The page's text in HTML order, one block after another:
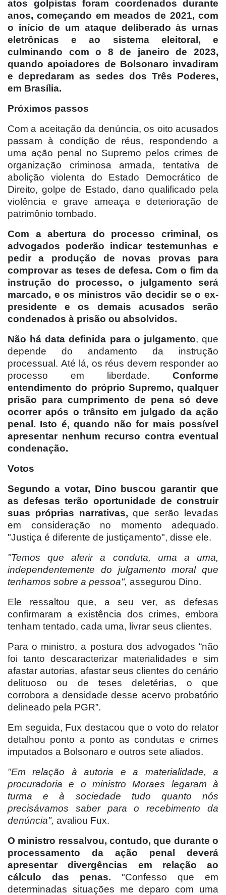
atos golpistas foram coordenados durante
anos, começando em meados de 2021, com
o início de um ataque deliberado às urnas
eletrônicas e ao sistema eleitoral, e
culminando com o 8 de janeiro de 2023,
quando apoiadores de Bolsonaro invadiram
e depredaram as sedes dos Três Poderes,
em Brasília.
Próximos passos
Com a aceitação da denúncia, os oito acusados
passam à condição de réus, respondendo a
uma ação penal no Supremo pelos crimes de
organização criminosa armada, tentativa de
abolição violenta do Estado Democrático de
Direito, golpe de Estado, dano qualificado pela
violência e grave ameaça e deterioração de
patrimônio tombado.
Com a abertura do processo criminal, os
advogados poderão indicar testemunhas e
pedir a produção de novas provas para
comprovar as teses de defesa. Com o fim da
instrução do processo, o julgamento será
marcado, e os ministros vão decidir se o ex-
presidente e os demais acusados serão
condenados à prisão ou absolvidos.
Não há data definida para o julgamento, que
depende do andamento da instrução
processual. Até lá, os réus devem responder ao
processo em liberdade. Conforme
entendimento do próprio Supremo, qualquer
prisão para cumprimento de pena só deve
ocorrer após o trânsito em julgado da ação
penal. Isto é, quando não for mais possível
apresentar nenhum recurso contra eventual
condenação.
Votos
Segundo a votar, Dino buscou garantir que
as defesas terão oportunidade de construir
suas próprias narrativas, que serão levadas
em consideração no momento adequado.
"Justiça é diferente de justiçamento", disse ele.
"Temos que aferir a conduta, uma a uma,
independentemente do julgamento moral que
tenhamos sobre a pessoa", assegurou Dino.
Ele ressaltou que, a seu ver, as defesas
confirmaram a existência dos crimes, embora
tenham tentado, cada uma, livrar seus clientes.
Para o ministro, a postura dos advogados “não
foi tanto descaracterizar materialidades e sim
afastar autorias, afastar seus clientes do cenário
delituoso ou de teses deletérias, o que
corrobora a densidade desse acervo probatório
delineado pela PGR”.
Em seguida, Fux destacou que o voto do relator
detalhou ponto a ponto as condutas e crimes
imputados a Bolsonaro e outros sete aliados.
"Em relação à autoria e a materialidade, a
procuradoria e o ministro Moraes legaram à
turma e à sociedade tudo quanto nós
precisávamos saber para o recebimento da
denúncia", avaliou Fux.
O ministro ressalvou, contudo, que durante o
processamento da ação penal deverá
apresentar divergências em relação ao
cálculo das penas. "Confesso que em
determinadas situações me deparo com uma